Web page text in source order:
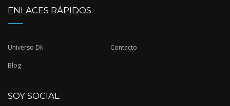
ENLACES RÁPIDOS
Universo Dk Contacto
Blog
SOY SOCIAL